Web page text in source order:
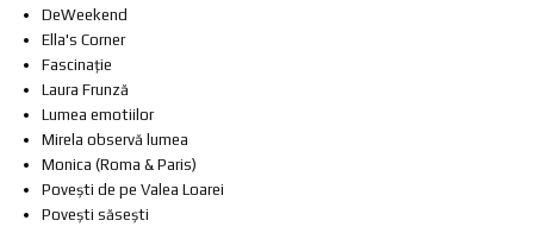
DeWeekend
Ella's Corner
Fascinație
Laura Frunză
Lumea emotiilor
Mirela observă lumea
Monica (Roma & Paris)
Povești de pe Valea Loarei
Povești săsești